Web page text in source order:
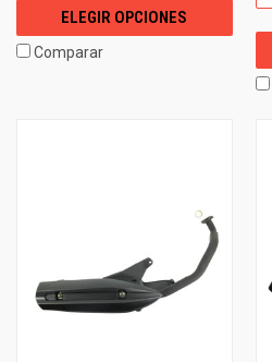
ELEGIR OPCIONES
Comparar